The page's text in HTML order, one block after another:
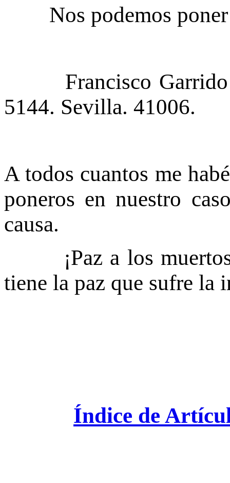
Nos podemos poner
Francisco Garrido
5144. Sevilla. 41006.
A todos cuantos me
poneros en nuestro
causa.
¡Paz a los
tiene la paz que sufre la
Índice de